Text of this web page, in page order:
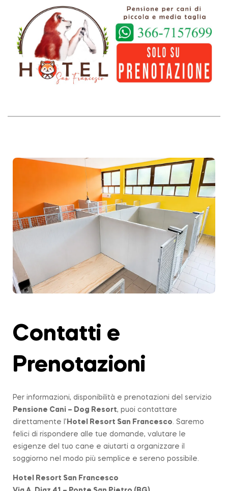
Contatti e
Prenotazioni
Per informazioni, disponibilità e prenotazioni del servizio
Pensione Cani – Dog Resort, puoi contattare
direttamente l’ Hotel Resort San Francesco . Saremo
felici di rispondere alle tue domande, valutare le
esigenze del tuo cane e aiutarti a organizzare il
soggiorno nel modo più semplice e sereno possibile.
Hotel Resort San Francesco